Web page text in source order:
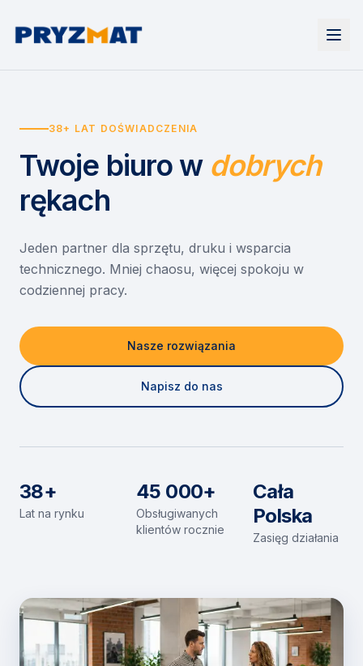
Urządzenia
Drukarki i urządzenia wielofunkcyjne
Etykiety i identyfikacja
Skanery i obieg dokumentów
Monitory interaktywne
Niszczarki dokumentów
Wynajem drukarek
Wynajem urządzeń biurowych
Asystent druku
EZD RP
Misja szkoła
Serwis
O nas
Kontakt
38+ LAT DOŚWIADCZENIA
Twoje biuro w dobrych
rękach
Jeden partner dla sprzętu, druku i wsparcia
technicznego. Mniej chaosu, więcej spokoju w
codziennej pracy.
Nasze rozwiązania
Napisz do nas
38+
Lat na rynku
45 000+
Obsługiwanych
klientów rocznie
Cała
Polska
Zasięg działania